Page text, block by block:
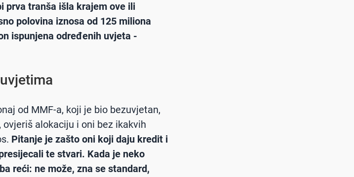
prva tranša išla krajem ove ili
polovina iznosa od 125 miliona
ispunjena određenih uvjeta -
od MMF-a, koji je bio bezuvjetan,
alokaciju i oni bez ikakvih
Pitanje je zašto oni koji daju kredit i
te stvari. Kada je neko
reći: ne može, zna se standard,